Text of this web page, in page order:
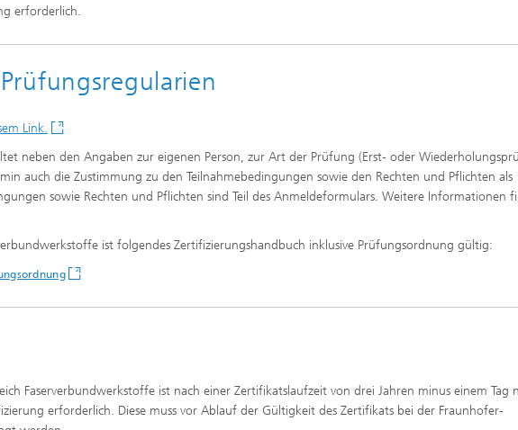
erforderlich.
Link.
neben den Angaben zur eigenen Person, zur Art der Prüfung (Erst- oder
auch die Zustimmung zu den Teilnahmebedingungen sowie den Rechten und Pflichten als
sowie Rechten und Pflichten sind Teil des Anmeldeformulars. Weitere Informationen
ist folgendes Zertifizierungshandbuch inklusive Prüfungsordnung gültig:
Faserverbundwerkstoffe ist nach einer Zertifikatslaufzeit von drei Jahren minus einem Tag
erforderlich. Diese muss vor Ablauf der Gültigkeit des Zertifikats bei der Fraunhofer-